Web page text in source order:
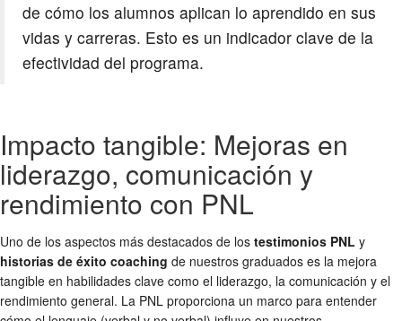
de cómo los alumnos aplican lo aprendido en sus
vidas y carreras. Esto es un indicador clave de la
efectividad del programa.
Impacto tangible: Mejoras en
liderazgo, comunicación y
rendimiento con PNL
Uno de los aspectos más destacados de los testimonios PNL y
historias de éxito coaching de nuestros graduados es la mejora
tangible en habilidades clave como el liderazgo, la comunicación y el
rendimiento general. La PNL proporciona un marco para entender